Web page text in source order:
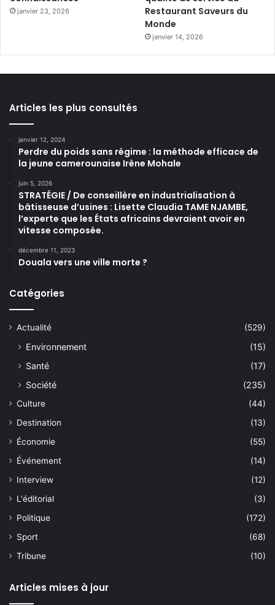
janvier 23, 2026
Restaurant Saveurs du
Monde
janvier 14, 2026
Articles les plus consultés
janvier 12, 2024
Perdre du poids sans régime : la méthode efficace de
la jeune camerounaise Irène Mohale
juin 5, 2026
STRATÉGIE / De conseillère en industrialisation à
bâtisseuse d’usines : Lisette Claudia TAME NJAMBE,
l’experte que les États africains devraient avoir en
vitesse composée.
décembre 11, 2023
Douala vers une ville morte ?
Catégories
Actualité (529)
Environnement
(15)
Santé
(17)
Société
(235)
Culture
(44)
Destination
(13)
Économie
(55)
Événement
(14)
Interview
(12)
L'éditorial
(3)
Politique
(172)
Sport
(68)
Tribune
(10)
Articles mises à jour